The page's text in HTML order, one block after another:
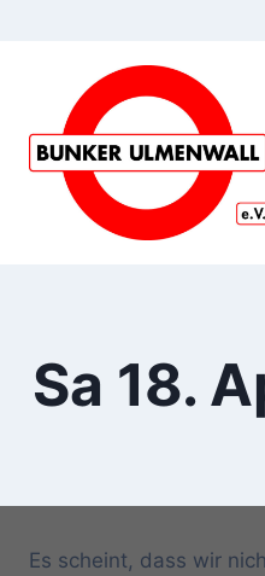
Sa 18.
Es scheint, dass wir